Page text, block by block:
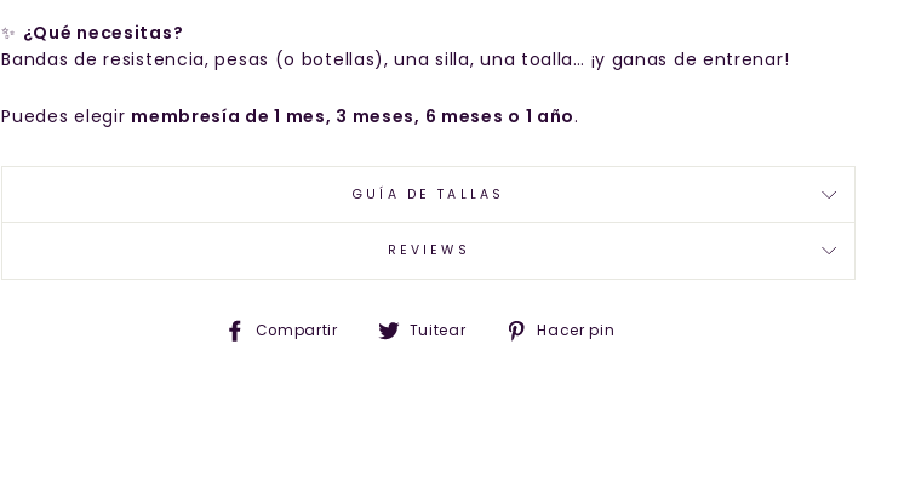
✨ ¿Qué necesitas?
Bandas de resistencia, pesas (o botellas), una silla, una toalla… ¡y ganas de entrenar!
Puedes elegir membresía de 1 mes, 3 meses, 6 meses o 1 año.
GUÍA DE TALLAS
REVIEWS
Compartir
Compartir
Tuitear
TuitearHacer pin